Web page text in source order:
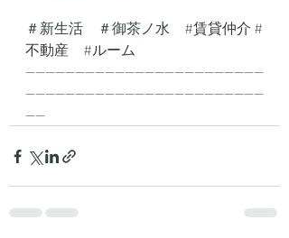
＃新生活　＃御茶ノ水 #賃貸仲介 #
不動産
#ルーム
------------------------------------------------
------------------------------------------------
----